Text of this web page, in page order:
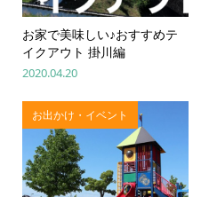
お家で美味しい♪おすすめテ
イクアウト 掛川編
2020.04.20
お出かけ・イベント